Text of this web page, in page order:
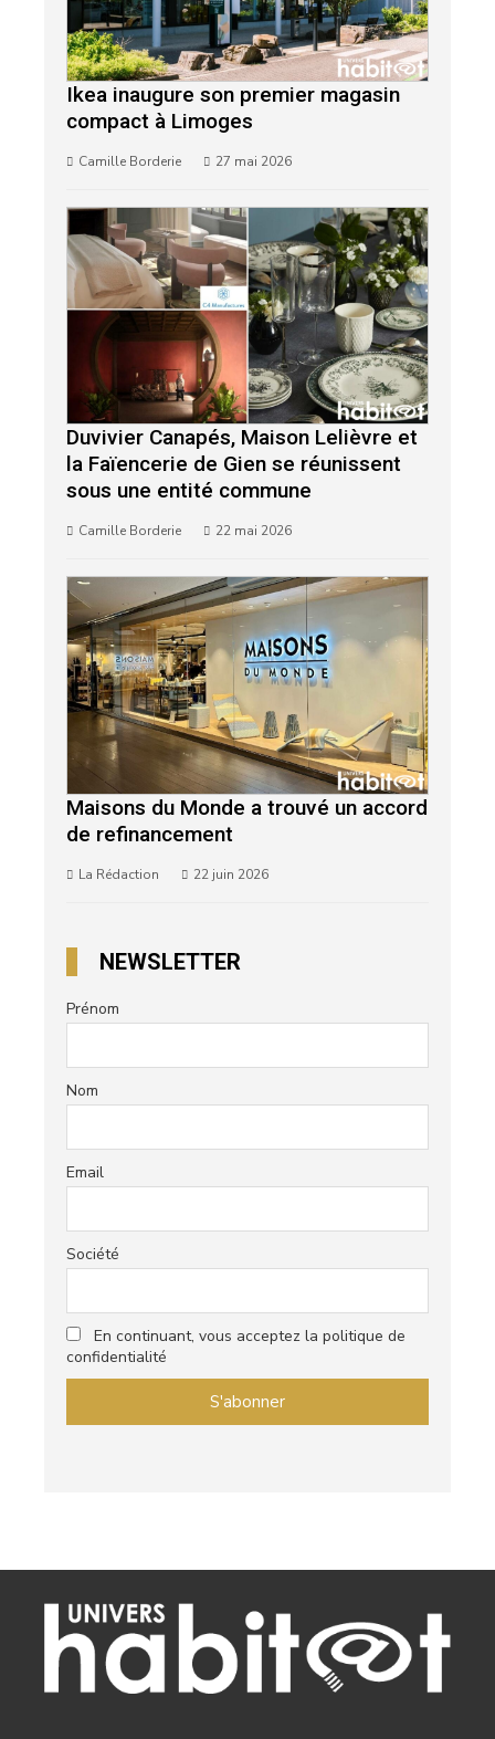
Ikea inaugure son premier magasin
compact à Limoges
Camille Borderie 27 mai 2026
Duvivier Canapés, Maison Lelièvre et
la Faïencerie de Gien se réunissent
sous une entité commune
Camille Borderie 22 mai 2026
Maisons du Monde a trouvé un accord
de refinancement
La Rédaction 22 juin 2026
NEWSLETTER
Prénom
Nom
Email
Société
En continuant, vous acceptez la politique de
confidentialité